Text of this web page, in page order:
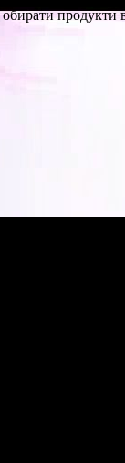
продукти